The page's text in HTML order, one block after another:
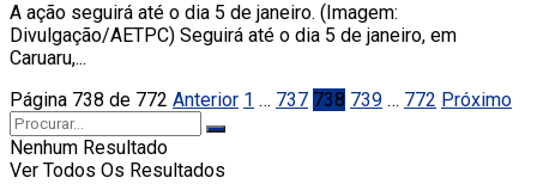
A ação seguirá até o dia 5 de janeiro. (Imagem:
Divulgação/AETPC) Seguirá até o dia 5 de janeiro, em
Caruaru,...
Página 738 de 772 Anterior 1 … 737 738 739 … 772 Próximo
Nenhum Resultado
Ver Todos Os Resultados